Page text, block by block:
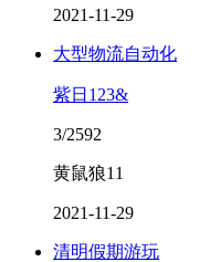
2021-11-29
大型物流自动化
紫日123&
3/2592
黄鼠狼11
2021-11-29
清明假期游玩